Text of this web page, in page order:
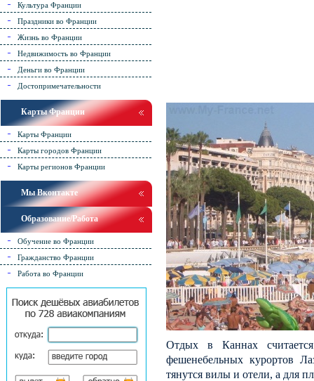
Отдых в Каннах
фешенебельных курортов
тянутся вилы и отели, а для
Культура Франции
Праздники во Франции
Жизнь во Франции
Недвижимость во Франции
Деньги во Франции
Достопримечательности
Карты Франции
Карты Франции
Карты городов Франции
Карты регионов Франции
Мы Вконтакте
Образование/Работа
Обучение во Франции
Гражданство Франции
Работа во Франции